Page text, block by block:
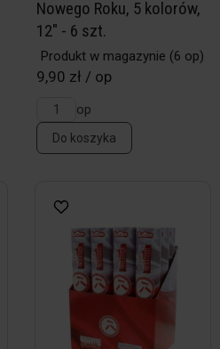
Nowego Roku, 5 kolorów,
12" - 6 szt.
Produkt w magazynie (6 op)
9,90 zł / op
op
Do koszyka